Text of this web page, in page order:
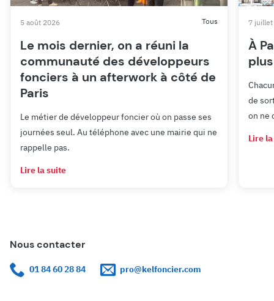
5 août 2026 Tous
Le mois dernier, on a réuni la
communauté des développeurs
fonciers à un afterwork à côté de
Paris
Le métier de développeur foncier où on passe ses
journées seul. Au téléphone avec une mairie qui ne
rappelle pas.
Lire la suite
7
À
de
on ne
Lire
Nous contacter
01 84 60 28 84 pro@kelfoncier.com